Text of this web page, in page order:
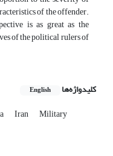
of the offender.
is as great as the
of the political rulers of
کلیدواژه‌ها English
Iran Military